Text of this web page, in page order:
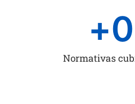
Normativas
+0